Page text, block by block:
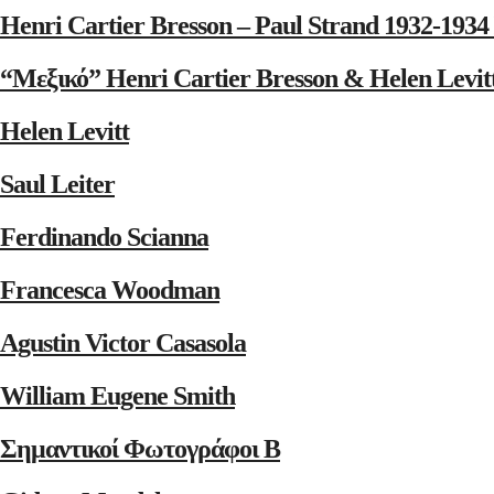
Henri Cartier Bresson – Paul Strand 1932-
“Μεξικό” Henri Cartier Bresson & Helen
Helen Levitt
Saul Leiter
Ferdinando Scianna
Francesca Woodman
Agustin Victor Casasola
William Eugene Smith
Σημαντικοί Φωτογράφοι Β